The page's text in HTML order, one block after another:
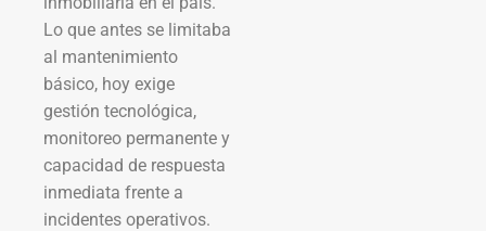
Lo que antes se limitaba
al mantenimiento
básico, hoy exige
gestión tecnológica,
monitoreo permanente y
capacidad de respuesta
inmediata frente a
incidentes operativos.